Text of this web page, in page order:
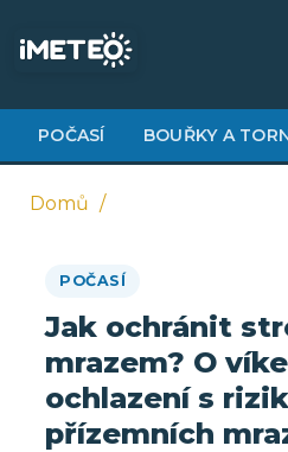
obsahu
POČASÍ BOUŘKY A
navigace
Domů
POČASÍ
Jak ochránit
mrazem? O
ochlazení s
přízemních